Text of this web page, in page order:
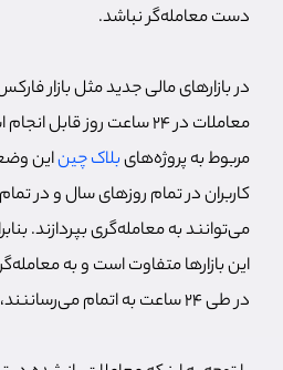
دست معامله‌گر نباشد.
در بازارهای مالی جدید مثل بازار
معاملات در 24 ساعت روز
مربوط به پروژه‌هایبلاک چیناین
کاربران در تمام روزهای سال و در
می‌توانند به معامله‌گری بپردازند.
این بازارها متفاوت است و به
در طی 24 ساعت به اتمام می‌رساننند، دی تریدر گفته می‌شود.